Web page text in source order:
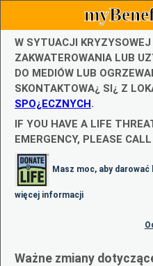
W SYTUACJI
ZAKWATEROWANIA LUB
DO MEDIÓW LUB
SKONTAKTOWA¿ SI¿ Z
SPO¿ECZNYCH.
IF YOU HAVE A LIFE
EMERGENCY, PLEASE
Masz moc, aby
więcej informacji
Ważne zmiany